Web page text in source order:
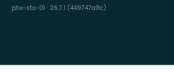
phx-sto-01 · 26.7.1 (449747a8c)